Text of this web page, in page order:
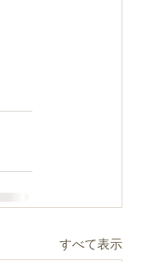
すべて表示